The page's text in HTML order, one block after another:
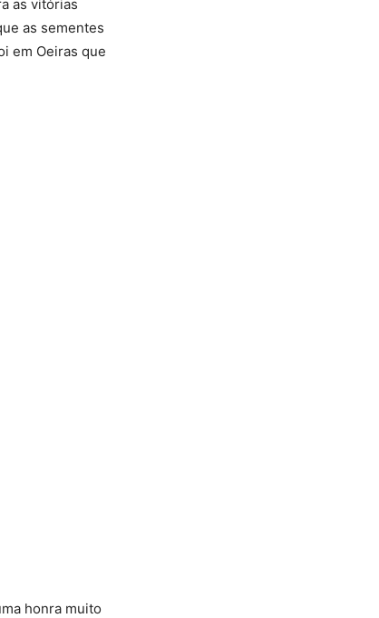
as vitórias
as sementes
em Oeiras que
honra muito